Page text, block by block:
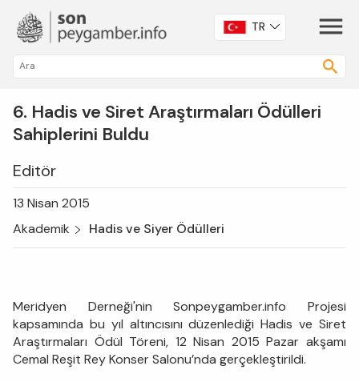
TR
6. Hadis ve Siret Araştırmaları Ödülleri
Sahiplerini Buldu
Editör
13 Nisan 2015
Akademik
Hadis ve Siyer Ödülleri
Meridyen Derneği'nin Sonpeygamber.info Projesi
kapsamında bu yıl altıncısını düzenlediği Hadis ve Siret
Araştırmaları Ödül Töreni, 12 Nisan 2015 Pazar akşamı
Cemal Reşit Rey Konser Salonu’nda gerçekleştirildi.